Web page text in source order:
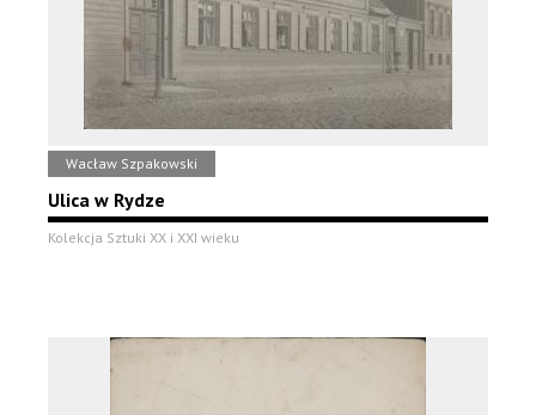
Wacław Szpakowski
Ulica w Rydze
Kolekcja Sztuki XX i XXI wieku